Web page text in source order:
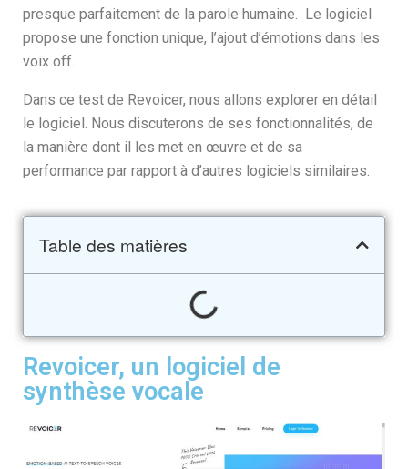
presque parfaitement de la parole humaine. Le logiciel
propose une fonction unique, l’ajout d’émotions dans les
voix off.
Dans ce test de Revoicer, nous allons explorer en détail
le logiciel. Nous discuterons de ses fonctionnalités, de
la manière dont il les met en œuvre et de sa
performance par rapport à d’autres logiciels similaires.
Table des matières
Revoicer, un logiciel de
synthèse vocale